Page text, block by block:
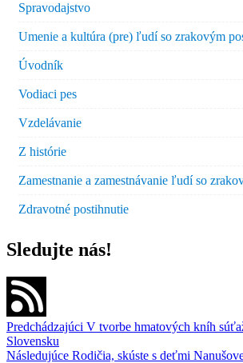
Spravodajstvo
Umenie a kultúra (pre) ľudí so zrakovým
Úvodník
Vodiaci pes
Vzdelávanie
Z histórie
Zamestnanie a zamestnávanie ľudí so
Zdravotné postihnutie
Sledujte nás!
Navigácia
v
Predchádzajúci V tvorbe hmatových kníh
Slovensku
Následujúce Rodičia, skúste s deťmi